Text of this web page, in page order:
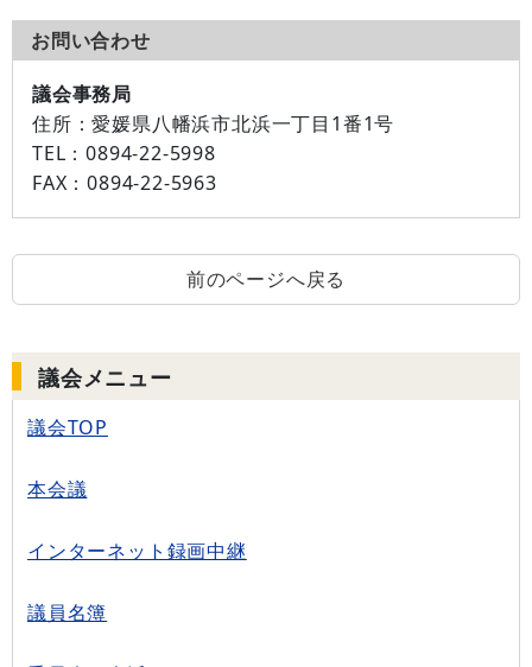
お問い合わせ
議会事務局
住所：愛媛県八幡浜市北浜一丁目1番1号
TEL：0894-22-5998
FAX：0894-22-5963
前のページへ戻る
議会メニュー
議会TOP
本会議
インターネット録画中継
議員名簿